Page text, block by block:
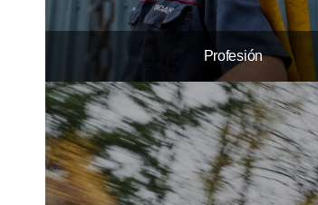
Profesión